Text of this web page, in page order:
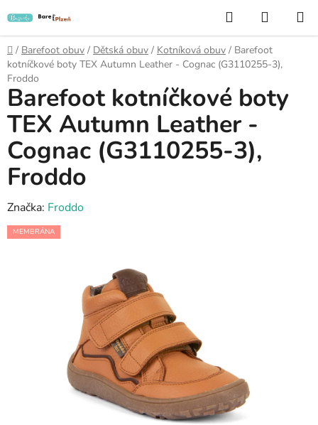
na
obsah
Hledat
KOŠÍK
Domů
/ Barefoot obuv / Dětská obuv / Kotníková obuv / Barefoot
kotníčkové boty TEX Autumn Leather - Cognac (G3110255-3),
Froddo
Barefoot kotníčkové boty
TEX Autumn Leather -
Cognac (G3110255-3),
Froddo
Značka: Froddo
MEMBRÁNA